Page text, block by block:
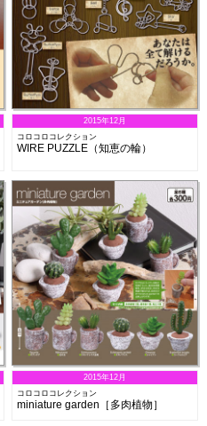
2015年12月
コロコロコレクション
WIRE PUZZLE（知恵の輪）
2015年12月
コロコロコレクション
miniature garden［多肉植物］